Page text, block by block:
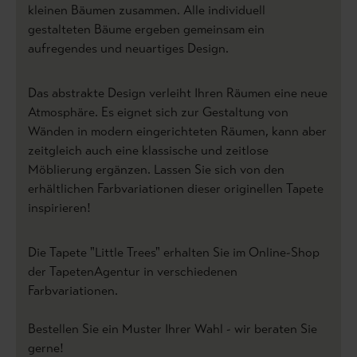
kleinen Bäumen zusammen. Alle individuell
gestalteten Bäume ergeben gemeinsam ein
aufregendes und neuartiges Design.
Das abstrakte Design verleiht Ihren Räumen eine neue
Atmosphäre. Es eignet sich zur Gestaltung von
Wänden in modern eingerichteten Räumen, kann aber
zeitgleich auch eine klassische und zeitlose
Möblierung ergänzen. Lassen Sie sich von den
erhältlichen Farbvariationen dieser originellen Tapete
inspirieren!
Die Tapete "Little Trees" erhalten Sie im Online-Shop
der TapetenAgentur in verschiedenen
Farbvariationen.
Bestellen Sie ein Muster Ihrer Wahl - wir beraten Sie
gerne!